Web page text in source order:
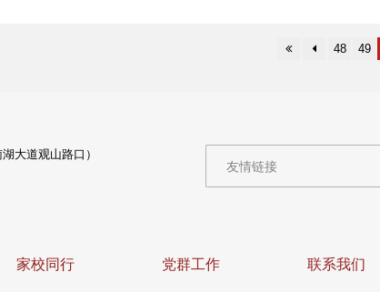
48 49
大道观山路口）
友情链接
家校同行 党群工作 联系我们